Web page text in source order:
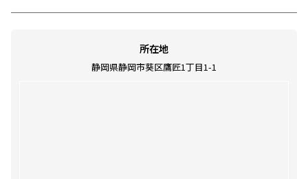
所在地
静岡県静岡市葵区鷹匠1丁目1-1